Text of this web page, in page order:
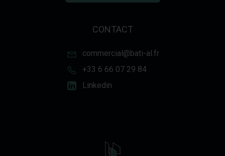
CONTACT
commercial@bati-al.fr
+33 6 66 07 29 84
Linkedin